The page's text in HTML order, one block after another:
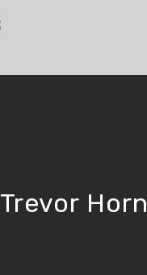
Trevor Horn